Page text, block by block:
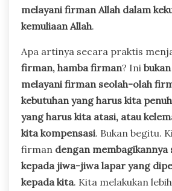
melayani firman Allah dalam
kemuliaan Allah.
Apa artinya secara praktis
firman, hamba firman? Ini
melayani firman seolah-olah
kebutuhan yang harus kita
yang harus kita atasi, atau
kita kompensasi. Bukan begitu.
firman dengan membagikannya
kepada jiwa-jiwa lapar yang
kepada kita. Kita melakukan